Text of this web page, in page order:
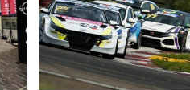
VER NOTA